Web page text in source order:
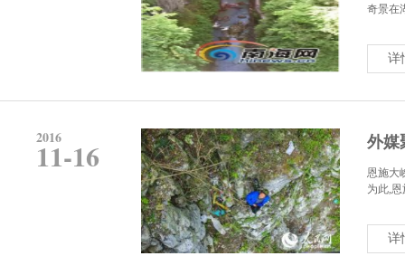
奇景在
详
2016
11-16 外媒
恩施大
为此,
详